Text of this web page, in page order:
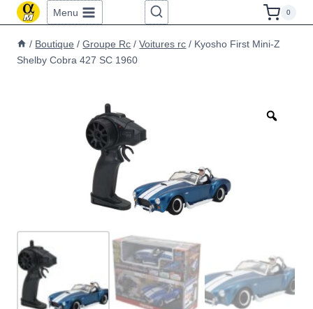
Aller
au
contenu
Menu 0
/ Boutique / Groupe Rc / Voitures rc / Kyosho First Mini-Z
Shelby Cobra 427 SC 1960